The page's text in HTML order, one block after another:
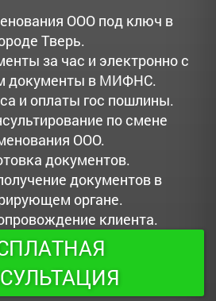
ООО под ключ в
Тверь.
за час и электронно с
документы в МИФНС.
и оплаты гос пошлины.
по смене
ООО.
документов.
документов в
органе.
клиента.